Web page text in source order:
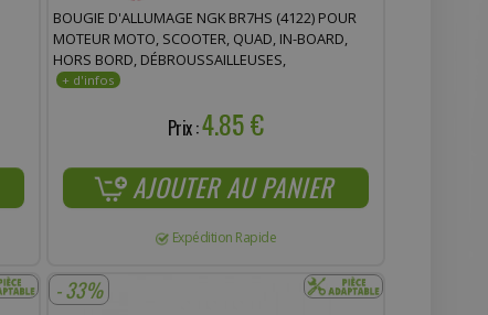
BOUGIE D'ALLUMAGE NGK BR7HS (4122) POUR
MOTEUR MOTO, SCOOTER, QUAD, IN-BOARD,
HORS BORD, DÉBROUSSAILLEUSES,
GÉNÉRATEURS, TRONÇONNEUSES, MOTONEIGES
Prix :4.85 €
AJOUTER AU PANIER
Expédition Rapide
- 33%